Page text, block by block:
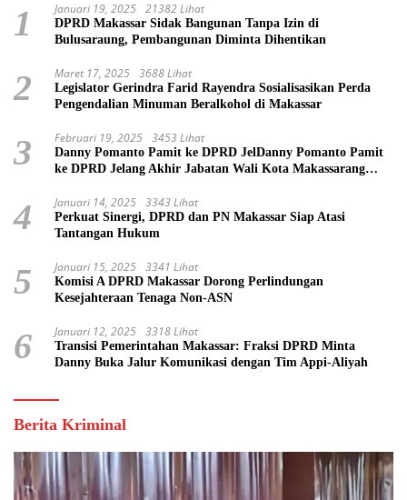
1 Januari 19, 2025 21382 Lihat
DPRD Makassar Sidak Bangunan Tanpa Izin di
Bulusaraung, Pembangunan Diminta Dihentikan
2 Maret 17, 2025 3688 Lihat
Legislator Gerindra Farid Rayendra Sosialisasikan Perda
Pengendalian Minuman Beralkohol di Makassar
3 Februari 19, 2025 3453 Lihat
Danny Pomanto Pamit ke DPRD JelDanny Pomanto Pamit
ke DPRD Jelang Akhir Jabatan Wali Kota Makassarang
4 Januari 14, 2025 3343 Lihat
Perkuat Sinergi, DPRD dan PN Makassar Siap Atasi
Tantangan Hukum
5 Januari 15, 2025 3341 Lihat
Komisi A DPRD Makassar Dorong Perlindungan
Kesejahteraan Tenaga Non-ASN
6 Januari 12, 2025 3318 Lihat
Transisi Pemerintahan Makassar: Fraksi DPRD Minta
Danny Buka Jalur Komunikasi dengan Tim Appi-Aliyah
Berita Kriminal